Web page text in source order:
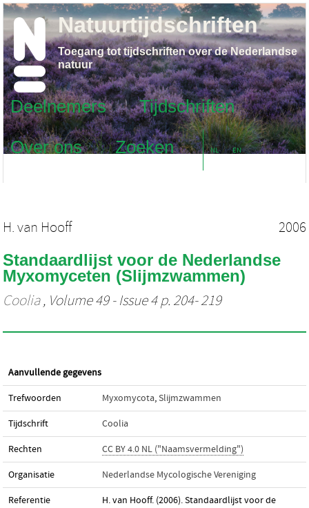
Deelnemers
Tijdschriften
Over ons
Zoeken NL EN
Natuurtijdschriften
Toegang tot tijdschriften over de Nederlandse
natuur
H. van Hooff 2006
Standaardlijst voor de Nederlandse
Myxomyceten (Slijmzwammen)
Coolia, Volume 49 - Issue 4 p. 204- 219
Aanvullende gegevens
Trefwoorden Myxomycota,Slijmzwammen
Tijdschrift Coolia
Rechten CC BY 4.0 NL ("Naamsvermelding")
Organisatie Nederlandse Mycologische Vereniging
Referentie
H. van Hooff. (2006). Standaardlijst voor de